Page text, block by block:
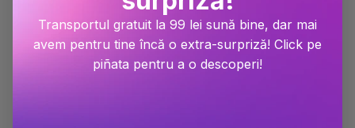
Detalii produs
Transportul gratuit la 99 lei sună bine, dar mai
avem pentru tine încă o extra-surpriză! Click pe
piñata pentru a o descoperi!